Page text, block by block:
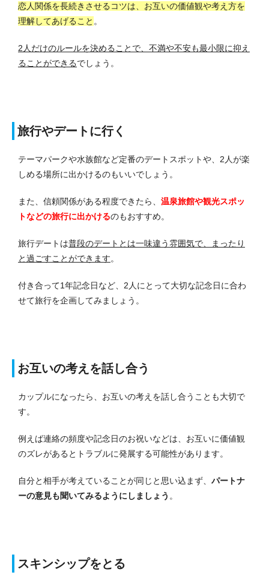
恋人関係を長続きさせるコツは、お互いの価値観や考え方を
理解してあげること 。
2人だけのルールを決めることで、不満や不安も最小限に抑え
ることができるでしょう。
旅行やデートに行く
テーマパークや水族館など定番のデートスポットや、2人が楽
しめる場所に出かけるのもいいでしょう。
また、信頼関係がある程度できたら、 温泉旅館や観光スポッ
トなどの旅行に出かけるのもおすすめ。
旅行デートは普段のデートとは一味違う雰囲気で、まったり
と過ごすことができます。
付き合って1年記念日など、2人にとって大切な記念日に合わ
せて旅行を企画してみましょう。
お互いの考えを話し合う
カップルになったら、お互いの考えを話し合うことも大切で
す。
例えば連絡の頻度や記念日のお祝いなどは、お互いに価値観
のズレがあるとトラブルに発展する可能性があります。
自分と相手が考えていることが同じと思い込まず、 パートナ
ーの意見も聞いてみるようにしましょう 。
スキンシップをとる